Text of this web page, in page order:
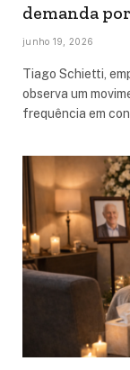
demanda
junho 19, 2026
Tiago Schietti,
observa um
frequência em